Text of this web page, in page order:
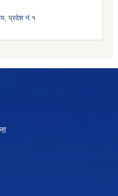
प्रदेश नं.१